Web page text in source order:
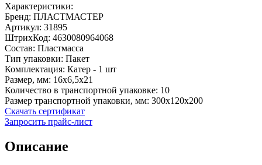
Характеристики:
Бренд: ПЛАСТМАСТЕР
Артикул: 31895
ШтрихКод: 4630080964068
Состав: Пластмасса
Тип упаковки: Пакет
Комплектация: Катер - 1 шт
Размер, мм: 16х6,5х21
Количество в транспортной упаковке: 10
Размер транспортной упаковки, мм: 300х120х200
Скачать сертификат
Запросить прайс-лист
Описание